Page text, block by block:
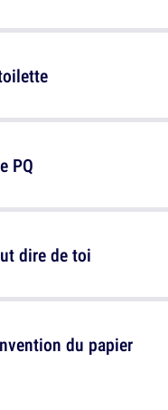
dire de toi
PQ
du papier